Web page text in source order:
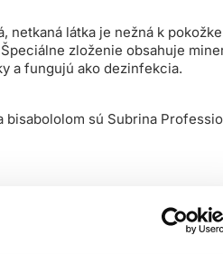
látka je nežná k
zloženie obsahuje
a fungujú ako dezinfekcia.
sú Subrina